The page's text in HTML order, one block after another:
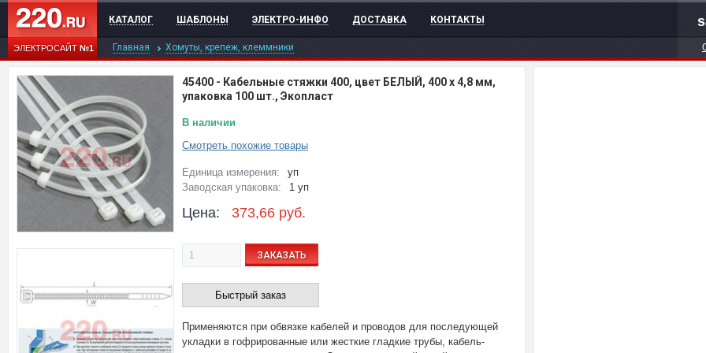
ЭЛЕКТРОСАЙТ№1
КАТАЛОГ ШАБЛОНЫ ЭЛЕКТРО-ИНФО ДОСТАВКА КОНТАКТЫ
Главная Хомуты, крепеж, клеммники
45400 - Кабельные стяжки 400, цвет БЕЛЫЙ, 400 x 4,8 мм,
упаковка 100 шт., Экопласт
В наличии
Смотреть похожие товары
Единица измерения:
уп
Заводская упаковка:
1 уп
Цена: 373,66 руб.
ЗАКАЗАТЬ
Быстрый заказ
Применяются при обвязке кабелей и проводов для последующей
укладки в гофрированные или жесткие гладкие трубы, кабель-